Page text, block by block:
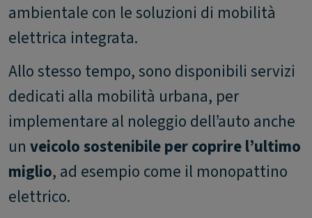
ambientale con le soluzioni di mobilità
elettrica integrata.
Allo stesso tempo, sono disponibili servizi
dedicati alla mobilità urbana, per
implementare al noleggio dell’auto anche
un veicolo sostenibile per coprire l’ultimo
miglio, ad esempio come il monopattino
elettrico.